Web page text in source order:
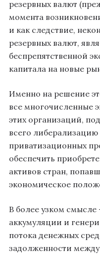
резервных валют
момента
и как следствие,
резервных валют,
беспрепятственной
капитала на новые
Именно на решение
все многочисленные
этих организаций,
всего
приватизационных
обеспечить
активов стран,
экономическое
В более узком смысле
аккумуляции и
потока денежных
задолженности